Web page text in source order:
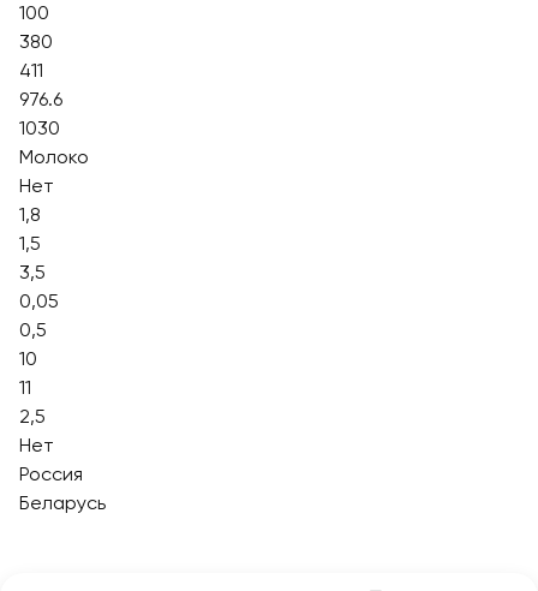
100
380
411
976.6
1030
Молоко
Нет
1,8
1,5
3,5
0,05
0,5
10
11
2,5
Нет
Россия
Беларусь